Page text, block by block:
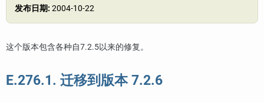
发布日期: 2004-10-22
这个版本包含各种自7.2.5以来的修复。
E.276.1. 迁移到版本 7.2.6